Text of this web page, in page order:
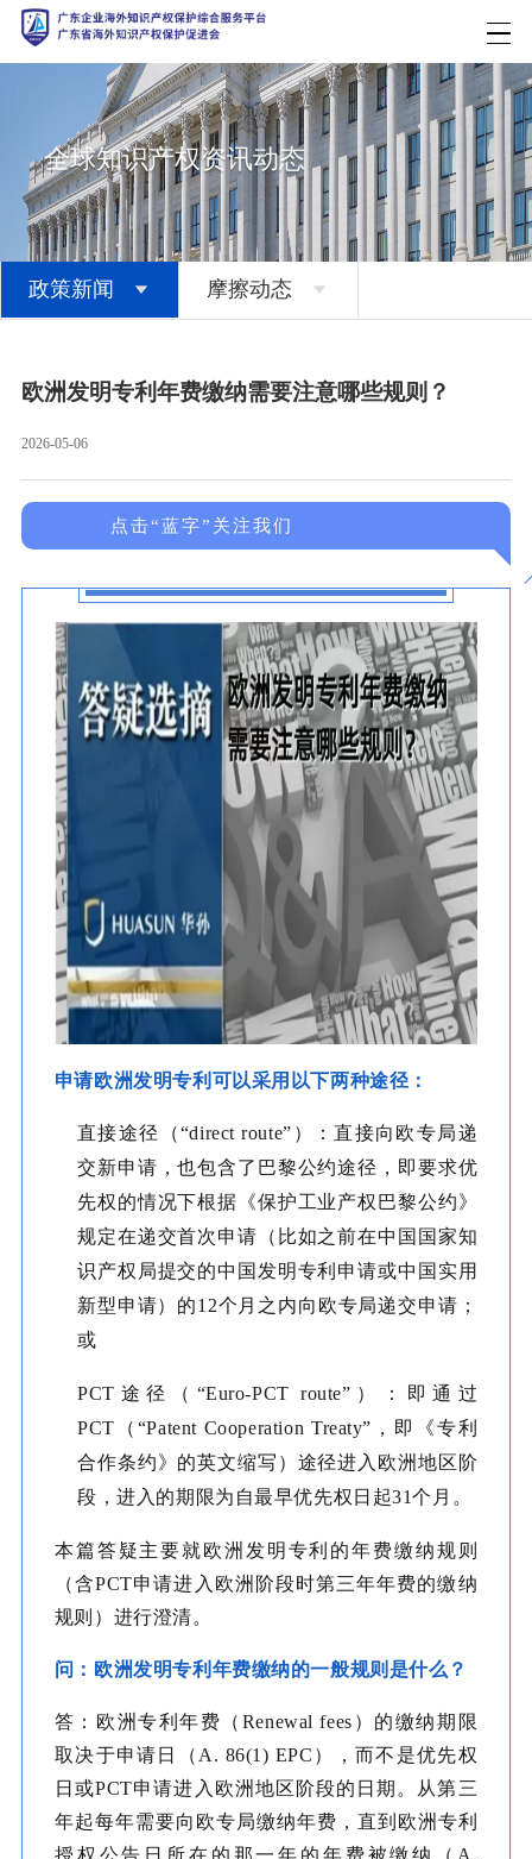
全球知识产权资讯动态
政策新闻  摩擦动态 
欧洲发明专利年费缴纳需要注意哪些规则？
2026-05-06
点击“蓝字”关注我们
申请欧洲发明专利可以采用以下两种途径：
直接途径（“direct route”）：直接向欧专局递
交新申请，也包含了巴黎公约途径，即要求优
先权的情况下根据《保护工业产权巴黎公约》
规定在递交首次申请（比如之前在中国国家知
识产权局提交的中国发明专利申请或中国实用
新型申请）的12个月之内向欧专局递交申请；
或
PCT途径（“Euro-PCT route”）：即通过
PCT（“Patent Cooperation Treaty”，即《专利
合作条约》的英文缩写）途径进入欧洲地区阶
段，进入的期限为自最早优先权日起31个月。
本篇答疑主要就欧洲发明专利的年费缴纳规则
（含PCT申请进入欧洲阶段时第三年年费的缴纳
规则）进行澄清。
问：欧洲发明专利年费缴纳的一般规则是什么？
答：欧洲专利年费（Renewal fees）的缴纳期限
取决于申请日（A. 86(1) EPC），而不是优先权
日或PCT申请进入欧洲地区阶段的日期。从第三
年起每年需要向欧专局缴纳年费，直到欧洲专利
授权公告日所在的那一年的年费被缴纳（A.